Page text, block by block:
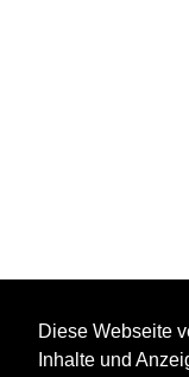
Diese Webseite
Inhalte und